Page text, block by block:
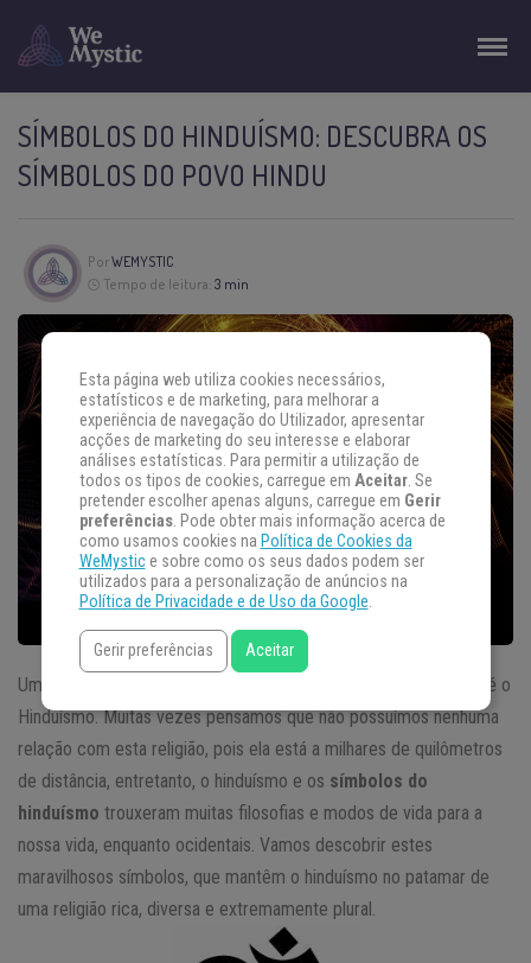
SÍMBOLOS DO HINDUÍSMO: DESCUBRA OS
SÍMBOLOS DO POVO HINDU
PorWEMYSTIC
Tempo de leitura: 3 min
Uma das religiões mais antigas e importantes de nossa história é o
Hinduísmo. Muitas vezes pensamos que não possuímos nenhuma
relação com esta religião, pois ela está a milhares de quilômetros
de distância, entretanto, o hinduísmo e os símbolos do
hinduísmo trouxeram muitas filosofias e modos de vida para a
nossa vida, enquanto ocidentais. Vamos descobrir estes
maravilhosos símbolos, que mantêm o hinduísmo no patamar de
uma religião rica, diversa e extremamente plural.
Esta página web utiliza cookies necessários,
estatísticos e de marketing, para melhorar a
experiência de navegação do Utilizador, apresentar
acções de marketing do seu interesse e elaborar
análises estatísticas. Para permitir a utilização de
todos os tipos de cookies, carregue em Aceitar. Se
pretender escolher apenas alguns, carregue em Gerir
preferências. Pode obter mais informação acerca de
como usamos cookies na Política de Cookies da
WeMystice sobre como os seus dados podem ser
utilizados para a personalização de anúncios na
Política de Privacidade e de Uso da Google.
Gerir preferências Aceitar